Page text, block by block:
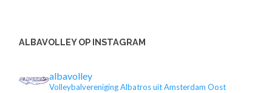
ALBAVOLLEY OP INSTAGRAM
albavolley
Volleybalvereniging Albatros uit Amsterdam Oost